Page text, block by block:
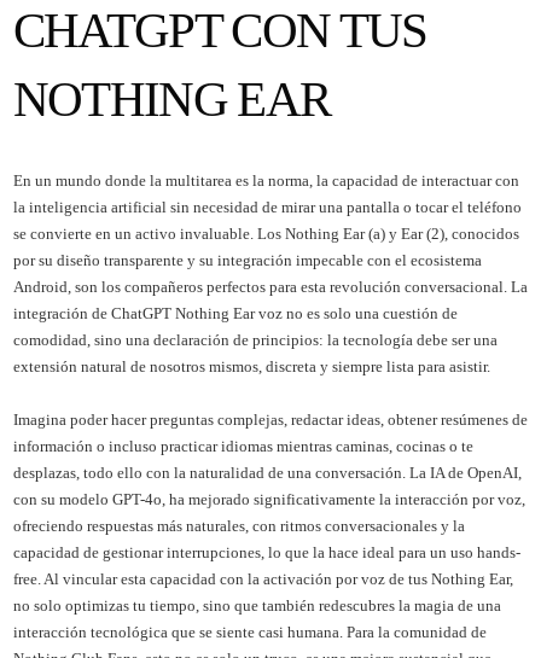
CHATGPT CON TUS
NOTHING EAR
En un mundo donde la multitarea es la norma, la capacidad de interactuar con
la inteligencia artificial sin necesidad de mirar una pantalla o tocar el teléfono
se convierte en un activo invaluable. Los Nothing Ear (a) y Ear (2), conocidos
por su diseño transparente y su integración impecable con el ecosistema
Android, son los compañeros perfectos para esta revolución conversacional. La
integración de ChatGPT Nothing Ear voz no es solo una cuestión de
comodidad, sino una declaración de principios: la tecnología debe ser una
extensión natural de nosotros mismos, discreta y siempre lista para asistir.
Imagina poder hacer preguntas complejas, redactar ideas, obtener resúmenes de
información o incluso practicar idiomas mientras caminas, cocinas o te
desplazas, todo ello con la naturalidad de una conversación. La IA de OpenAI,
con su modelo GPT-4o, ha mejorado significativamente la interacción por voz,
ofreciendo respuestas más naturales, con ritmos conversacionales y la
capacidad de gestionar interrupciones, lo que la hace ideal para un uso hands-
free. Al vincular esta capacidad con la activación por voz de tus Nothing Ear,
no solo optimizas tu tiempo, sino que también redescubres la magia de una
interacción tecnológica que se siente casi humana. Para la comunidad de